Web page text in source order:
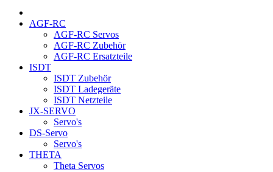
AGF-RC
AGF-RC Servos
AGF-RC Zubehör
AGF-RC Ersatzteile
ISDT
ISDT Zubehör
ISDT Ladegeräte
ISDT Netzteile
JX-SERVO
Servo's
DS-Servo
Servo's
THETA
Theta Servos